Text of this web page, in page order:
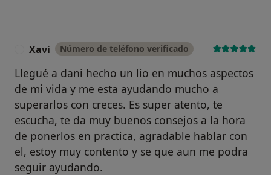
Xavi Número de teléfono verificado
Llegué a dani hecho un lio en muchos aspectos
de mi vida y me esta ayudando mucho a
superarlos con creces. Es super atento, te
escucha, te da muy buenos consejos a la hora
de ponerlos en practica, agradable hablar con
el, estoy muy contento y se que aun me podra
seguir ayudando.